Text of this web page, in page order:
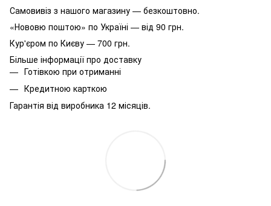
Самовивіз з нашого магазину — безкоштовно.
«Нововю поштою» по Україні — від 90 грн.
Кур'єром по Києву — 700 грн.
Більше інформації про доставку
Готівкою при отриманні
Кредитною карткою
Гарантія від виробника 12 місяців.